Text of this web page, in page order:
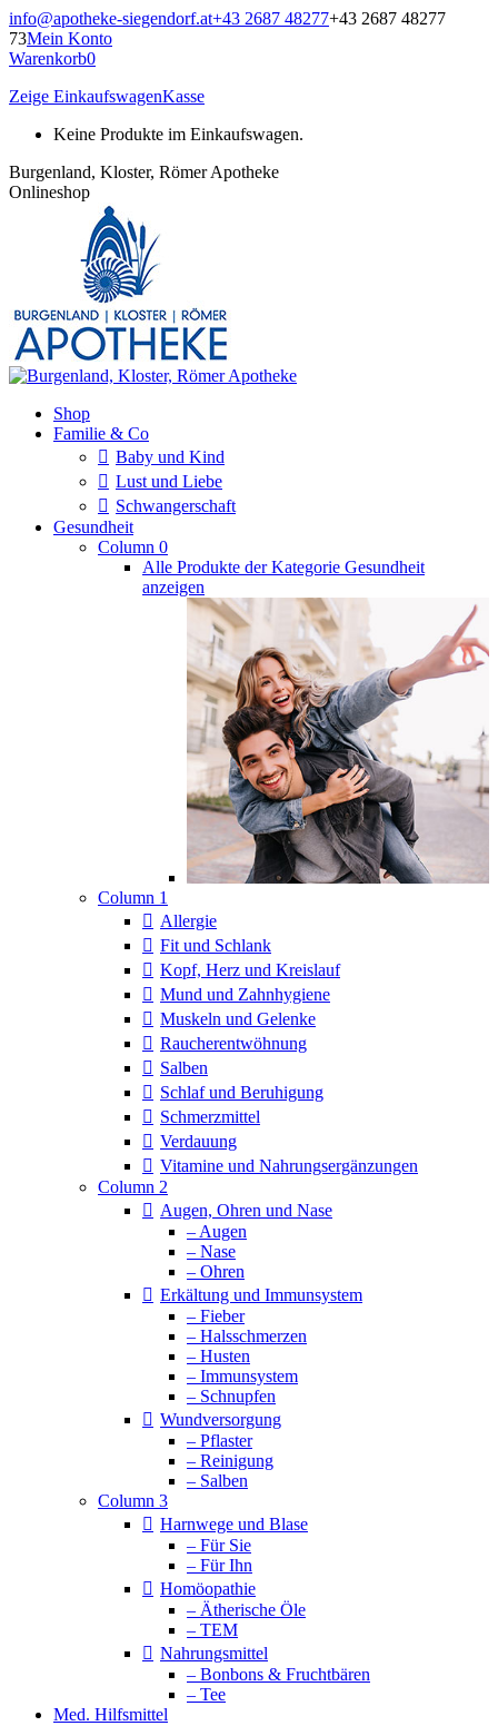
Zum
Inhalt
springen
info@apotheke-siegendorf.at+43 2687 48277+43 2687 48277
73Mein Konto
Warenkorb0
Zeige EinkaufswagenKasse
Keine Produkte im Einkaufswagen.
Burgenland, Kloster, Römer Apotheke
Onlineshop
Shop
Familie & Co
Baby und Kind
Lust und Liebe
Schwangerschaft
Gesundheit
Column 0
Alle Produkte der Kategorie Gesundheit
anzeigen
Column 1
Allergie
Fit und Schlank
Kopf, Herz und Kreislauf
Mund und Zahnhygiene
Muskeln und Gelenke
Raucherentwöhnung
Salben
Schlaf und Beruhigung
Schmerzmittel
Verdauung
Vitamine und Nahrungsergänzungen
Column 2
Augen, Ohren und Nase
– Augen
– Nase
– Ohren
Erkältung und Immunsystem
– Fieber
– Halsschmerzen
– Husten
– Immunsystem
– Schnupfen
Wundversorgung
– Pflaster
– Reinigung
– Salben
Column 3
Harnwege und Blase
– Für Sie
– Für Ihn
Homöopathie
– Ätherische Öle
– TEM
Nahrungsmittel
– Bonbons & Fruchtbären
– Tee
Med. Hilfsmittel